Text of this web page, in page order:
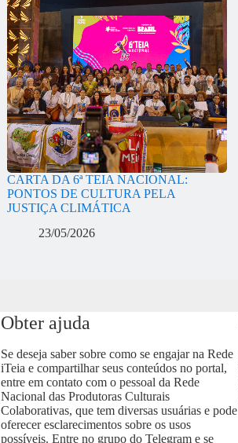
CARTA DA 6ª TEIA NACIONAL:
PONTOS DE CULTURA PELA
JUSTIÇA CLIMÁTICA
23/05/2026
Obter ajuda
Se deseja saber sobre como se engajar na Rede
iTeia e compartilhar seus conteúdos no portal,
entre em contato com o pessoal da Rede
Nacional das Produtoras Culturais
Colaborativas, que tem diversas usuárias e pode
oferecer esclarecimentos sobre os usos
possíveis. Entre no grupo do Telegram e se